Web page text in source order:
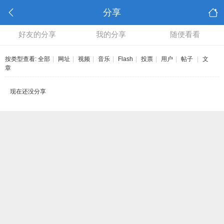
分享
好友的分享 我的分享 随便看看
按类型查看: 全部 网址 视频 音乐 Flash 投票 用户 帖子
文
章
现在还没分享